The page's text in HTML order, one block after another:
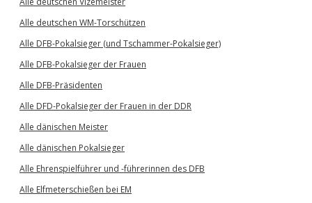
Alle deutschen WM-Torschützen
Alle DFB-Pokalsieger (und Tschammer-Pokalsieger)
Alle DFB-Pokalsieger der Frauen
Alle DFB-Präsidenten
Alle DFD-Pokalsieger der Frauen in der DDR
Alle dänischen Meister
Alle dänischen Pokalsieger
Alle Ehrenspielführer und -führerinnen des DFB
Alle Elfmeterschießen bei EM